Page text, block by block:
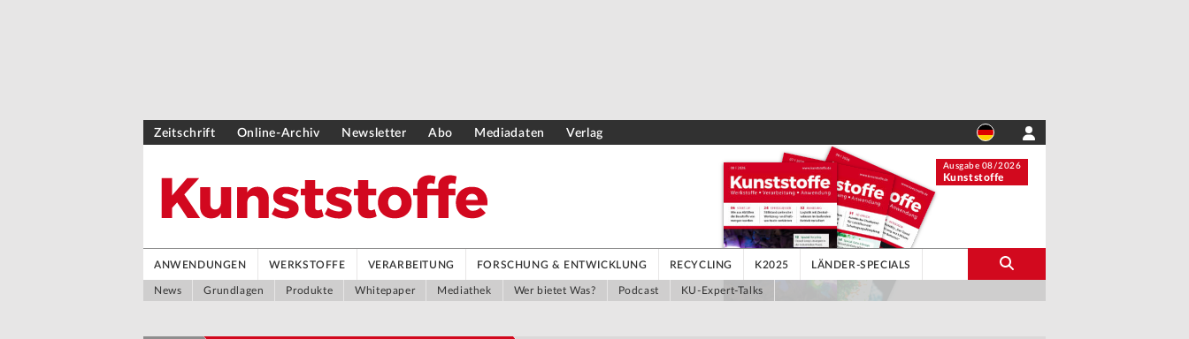
Zeitschrift Online-Archiv Newsletter Abo Mediadaten Verlag
Ausgabe 08/2026
Kunststoffe
ANWENDUNGEN WERKSTOFFE VERARBEITUNG FORSCHUNG & ENTWICKLUNG RECYCLING K2025 LÄNDER-SPECIALS
News Grundlagen Produkte Whitepaper Mediathek Wer bietet Was? Podcast KU-Expert-Talks